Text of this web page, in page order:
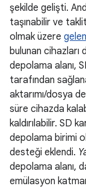
şekilde gelişti.
taşınabilir ve
olmak üzere
bulunan cihazları
depolama alanı,
tarafından
aktarımı/dosya
süre cihazda
kaldırılabilir. SD
depolama birimi
desteği eklendi.
depolama alanı,
emülasyon